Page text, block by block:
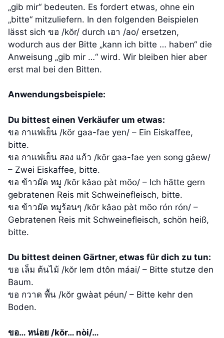
„gib mir“ bedeuten. Es fordert etwas, ohne ein
„bitte“ mitzuliefern. In den folgenden Beispielen
lässt sich ขอ /kŏr/ durch เอา /ao/ ersetzen,
wodurch aus der Bitte „kann ich bitte … haben“ die
Anweisung „gib mir …“ wird. Wir bleiben hier aber
erst mal bei den Bitten.
Anwendungsbeispiele:
Du bittest einen Verkäufer um etwas:
ขอ กาแฟเย็น /kŏr gaa-fae yen/ – Ein Eiskaffee,
bitte.
ขอ กาแฟเย็น สอง แก้ว /kŏr gaa-fae yen song gâew/
– Zwei Eiskaffee, bitte.
ขอ ข้าวผัด หมู /kŏr kâao pàt mŏo/ – Ich hätte gern
gebratenen Reis mit Schweinefleisch, bitte.
ขอ ข้าวผัด หมูร้อนๆ /kŏr kâao pàt mŏo rón rón/ –
Gebratenen Reis mit Schweinefleisch, schön heiß,
bitte.
Du bittest deinen Gärtner, etwas für dich zu tun:
ขอ เล็ม ต้นไม้ /kŏr lem dtôn máai/ – Bitte stutze den
Baum.
ขอ กวาด พื้น /kŏr gwàat péun/ – Bitte kehr den
Boden.
ขอ… หน่อย /kŏr… nòi/…